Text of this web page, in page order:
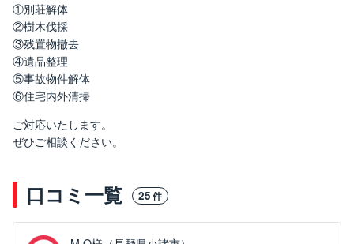
①別荘解体
②樹木伐採
③残置物撤去
④遺品整理
⑤事故物件解体
⑥住宅内外清掃
ご対応いたします。
ぜひご相談ください。
口コミ一覧 25件